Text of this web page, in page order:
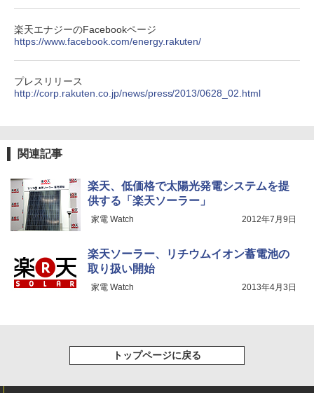
楽天エナジーのFacebookページ
https://www.facebook.com/energy.rakuten/
プレスリリース
http://corp.rakuten.co.jp/news/press/2013/0628_02.html
関連記事
楽天、低価格で太陽光発電システムを提
供する「楽天ソーラー」
家電 Watch 2012年7月9日
楽天ソーラー、リチウムイオン蓄電池の
取り扱い開始
家電 Watch 2013年4月3日
トップページに戻る